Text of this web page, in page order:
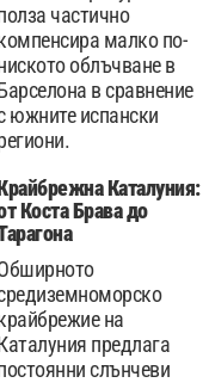
частично
малко по-
облъчване в
в сравнение
южните испански
Каталуния:
Коста Брава до
на
предлага
слънчеви